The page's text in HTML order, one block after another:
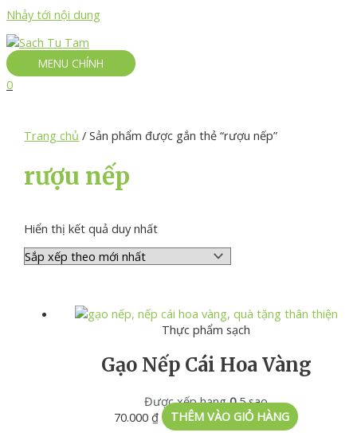
Nhảy tới nội dung
MENU CHÍNH
0
Trang chủ / Sản phẩm được gắn thẻ “rượu nếp”
rượu nếp
Hiển thị kết quả duy nhất
Thực phẩm sạch
Gạo Nếp Cái Hoa Vàng
Được xếp hạng05 sao
70.000₫ THÊM VÀO GIỎ HÀNG